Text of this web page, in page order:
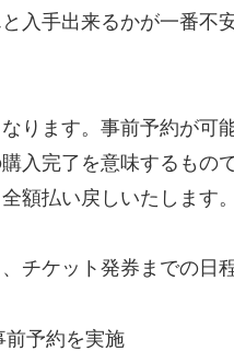
入手出来るかが一番不安
ります。事前予約が可
入完了を意味するもの
額払い戻しいたします。
チケット発券までの日
前予約を実施